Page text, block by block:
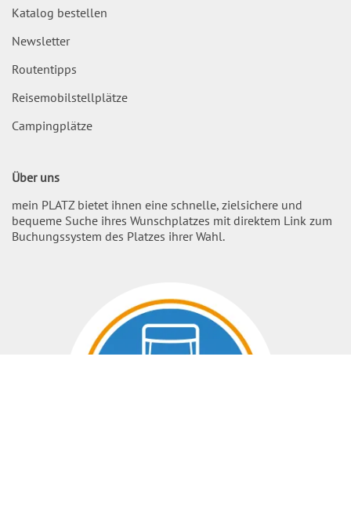
Katalog bestellen
Newsletter
Routentipps
Reisemobilstellplätze
Campingplätze
Über uns
mein PLATZ bietet ihnen eine schnelle, zielsichere und
bequeme Suche ihres Wunschplatzes mit direktem Link zum
Buchungssystem des Platzes ihrer Wahl.